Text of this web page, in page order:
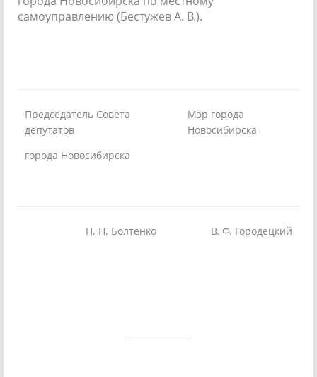
самоуправлению (Бестужев А. В.).
Председатель Совета
депутатов
города Новосибирска
Мэр города
Новосибирска
Н. Н. Болтенко В. Ф. Городецкий